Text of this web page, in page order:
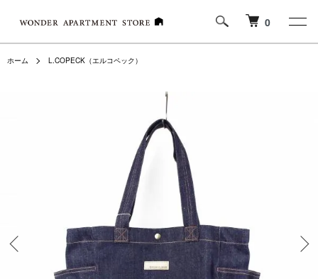
0
ホーム L.COPECK（エルコペック）